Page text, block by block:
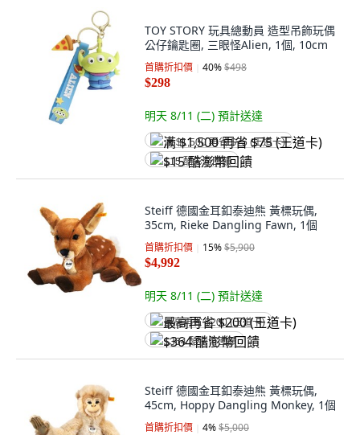
TOY STORY 玩具總動員 造型吊飾玩偶
公仔鑰匙圈, 三眼怪Alien, 1個, 10cm
首購折扣價 40%$498
$298
明天 8/11 (二) 預計送達
满 $1,500 再省 $75 (王道卡)
$15 酷澎幣回饋
Steiff 德國金耳釦泰迪熊 黃標玩偶,
35cm, Rieke Dangling Fawn, 1個
首購折扣價 15%$5,900
$4,992
明天 8/11 (二) 預計送達
最高再省 $200 (王道卡)
$364 酷澎幣回饋
Steiff 德國金耳釦泰迪熊 黃標玩偶,
45cm, Hoppy Dangling Monkey, 1個
首購折扣價 4%$5,000